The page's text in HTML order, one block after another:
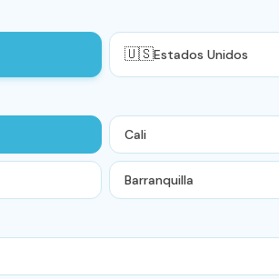
🇺🇸Estados Unidos
Cali
Barranquilla